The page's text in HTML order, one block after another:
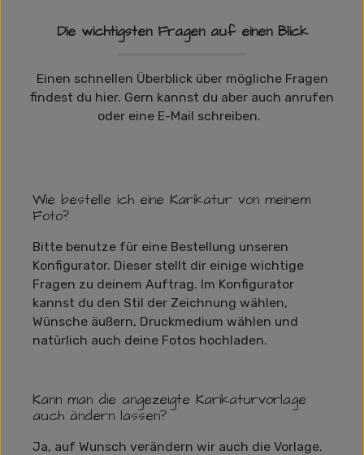
Die wichtigsten Fragen auf einen Blick
Einen schnellen Überblick über mögliche Fragen
findest du hier. Gern kannst du aber auch anrufen
oder eine E-Mail schreiben.
Wie bestelle ich eine Karikatur von meinem
Foto?
Bitte benutze für eine Bestellung unseren
Konfigurator. Dieser stellt dir einige wichtige
Fragen zu deinem Auftrag. Im Konfigurator
kannst du den Stil der Zeichnung wählen,
Wünsche äußern, Druckmedium wählen und
natürlich auch deine Fotos hochladen.
Kann man die angezeigte Karikaturvorlage
auch ändern lassen?
Ja, auf Wunsch verändern wir auch die Vorlage.